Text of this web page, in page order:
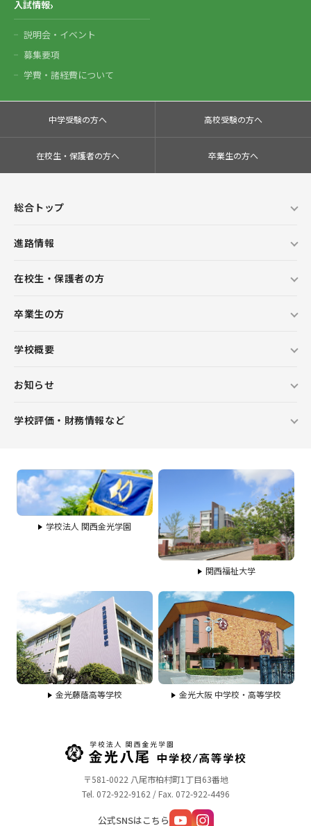
入試情報
説明会・イベント
募集要項
学費・諸経費について
中学受験の方へ 高校受験の方へ
在校生・保護者の方へ 卒業生の方へ
総合トップ
進路情報
在校生・保護者の方
卒業生の方
学校概要
お知らせ
学校評価・財務情報など
学校法人 関西金光学園
関西福祉大学
金光藤蔭高等学校 金光大阪 中学校・高等学校
〒581-0022 八尾市柏村町1丁目63番地
Tel. 072-922-9162 / Fax. 072-922-4496
公式SNSはこちら